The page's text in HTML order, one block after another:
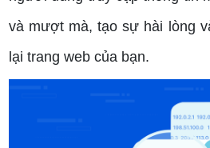
và mượt mà, tạo sự hài lòng
lại trang web của bạn.